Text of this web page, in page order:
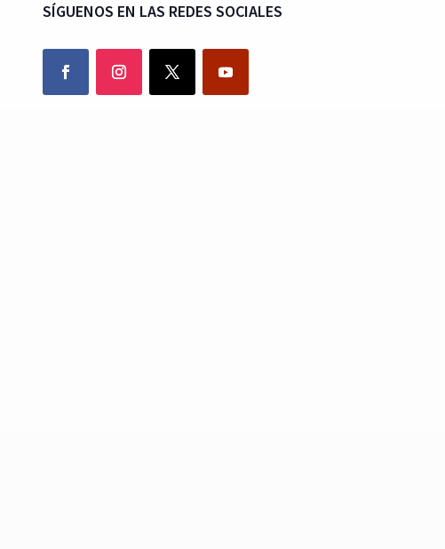
SÍGUENOS EN LAS REDES SOCIALES